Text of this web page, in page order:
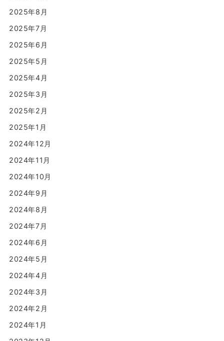
2025年8月
2025年7月
2025年6月
2025年5月
2025年4月
2025年3月
2025年2月
2025年1月
2024年12月
2024年11月
2024年10月
2024年9月
2024年8月
2024年7月
2024年6月
2024年5月
2024年4月
2024年3月
2024年2月
2024年1月